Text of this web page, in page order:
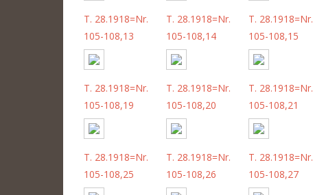
T. 28.1918=Nr.
105-108,13
T. 28.1918=Nr.
105-108,14
T. 28.1918=Nr.
105-108,15
T. 28.1918=Nr.
105-108,19
T. 28.1918=Nr.
105-108,20
T. 28.1918=Nr.
105-108,21
T. 28.1918=Nr.
105-108,25
T. 28.1918=Nr.
105-108,26
T. 28.1918=Nr.
105-108,27